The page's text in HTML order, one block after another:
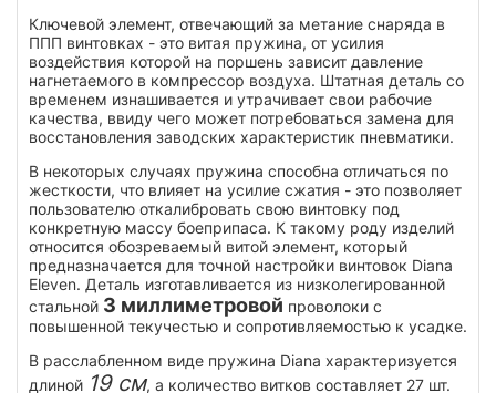
Ключевой элемент, отвечающий за метание снаряда в
ППП винтовках - это витая пружина, от усилия
воздействия которой на поршень зависит давление
нагнетаемого в компрессор воздуха. Штатная деталь со
временем изнашивается и утрачивает свои рабочие
качества, ввиду чего может потребоваться замена для
восстановления заводских характеристик пневматики.
В некоторых случаях пружина способна отличаться по
жесткости, что влияет на усилие сжатия - это позволяет
пользователю откалибровать свою винтовку под
конкретную массу боеприпаса. К такому роду изделий
относится обозреваемый витой элемент, который
предназначается для точной настройки винтовок Diana
Eleven. Деталь изготавливается из низколегированной
стальной 3 миллиметровой проволоки с
повышенной текучестью и сопротивляемостью к усадке.
В расслабленном виде пружина Diana характеризуется
длиной 19 см, а количество витков составляет 27 шт.